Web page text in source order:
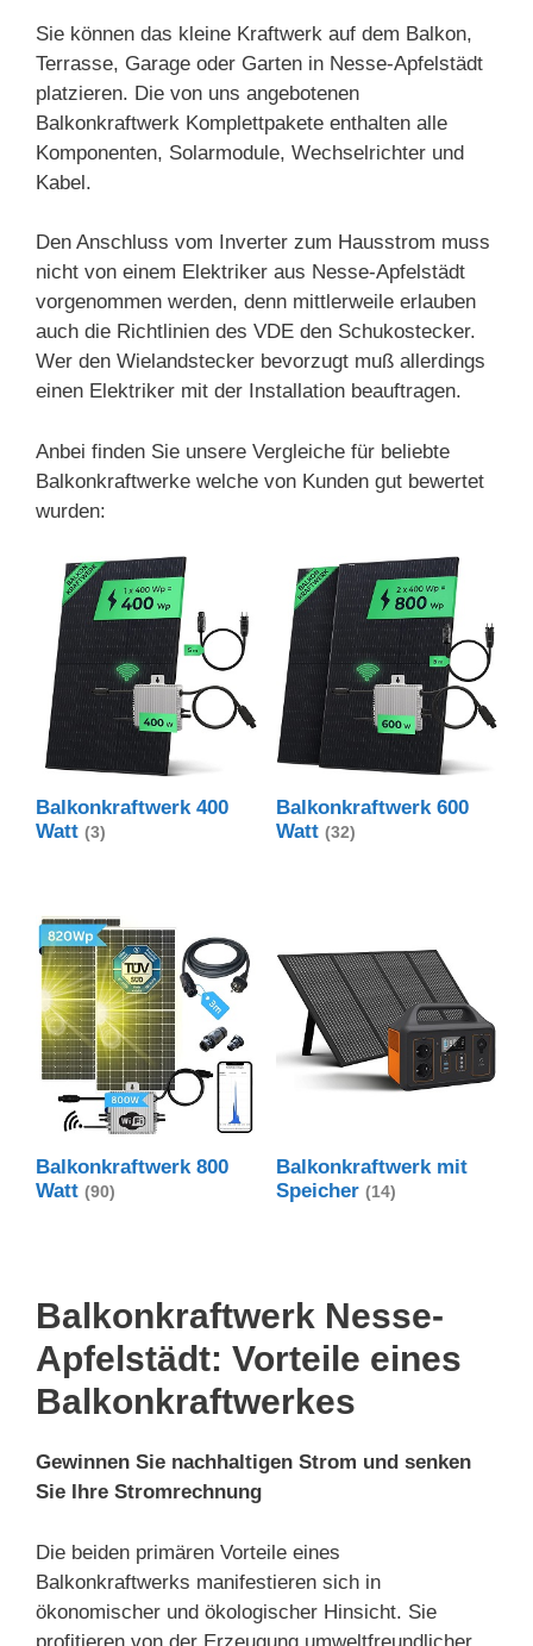
Sie können das kleine Kraftwerk auf dem Balkon,
Terrasse, Garage oder Garten in Nesse-Apfelstädt
platzieren. Die von uns angebotenen
Balkonkraftwerk Komplettpakete enthalten alle
Komponenten, Solarmodule, Wechselrichter und
Kabel.
Den Anschluss vom Inverter zum Hausstrom muss
nicht von einem Elektriker aus Nesse-Apfelstädt
vorgenommen werden, denn mittlerweile erlauben
auch die Richtlinien des VDE den Schukostecker.
Wer den Wielandstecker bevorzugt muß allerdings
einen Elektriker mit der Installation beauftragen.
Anbei finden Sie unsere Vergleiche für beliebte
Balkonkraftwerke welche von Kunden gut bewertet
wurden:
Balkonkraftwerk 400
Watt (3)
Balkonkraftwerk 600
Watt (32)
Balkonkraftwerk 800
Watt (90)
Balkonkraftwerk mit
Speicher (14)
Balkonkraftwerk Nesse-
Apfelstädt: Vorteile eines
Balkonkraftwerkes
Gewinnen Sie nachhaltigen Strom und senken
Sie Ihre Stromrechnung
Die beiden primären Vorteile eines
Balkonkraftwerks manifestieren sich in
ökonomischer und ökologischer Hinsicht. Sie
profitieren von der Erzeugung umweltfreundlicher